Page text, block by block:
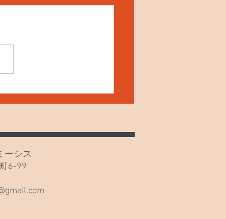
🙏
ーシス
6-99